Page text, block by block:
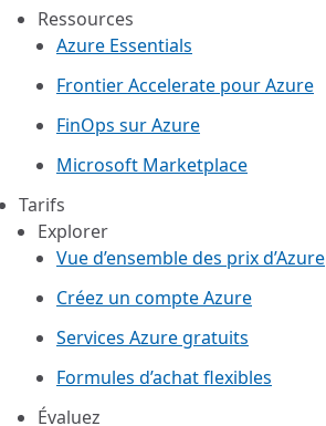
Ressources
Azure Essentials
Frontier Accelerate pour Azure
FinOps sur Azure
Microsoft Marketplace
Tarifs
Explorer
Vue d’ensemble des prix d’Azure
Créez un compte Azure
Services Azure gratuits
Formules d’achat flexibles
Évaluez